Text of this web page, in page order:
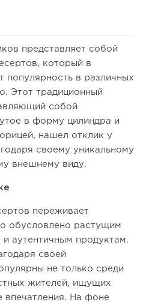
представляет собой
который в
популярность в различных
Этот традиционный
собой
в форму цилиндра и
нашел отклик у
своему уникальному
внешнему виду.
переживает
обусловлено растущим
аутентичным продуктам.
своей
не только среди
жителей, ищущих
впечатления. На фоне